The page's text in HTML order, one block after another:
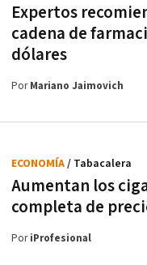
Expertos
cadena de
dólares
PorMariano Jaimovich
Aumentan los
completa de
ECONOMÍA/ Tabacalera
PoriProfesional